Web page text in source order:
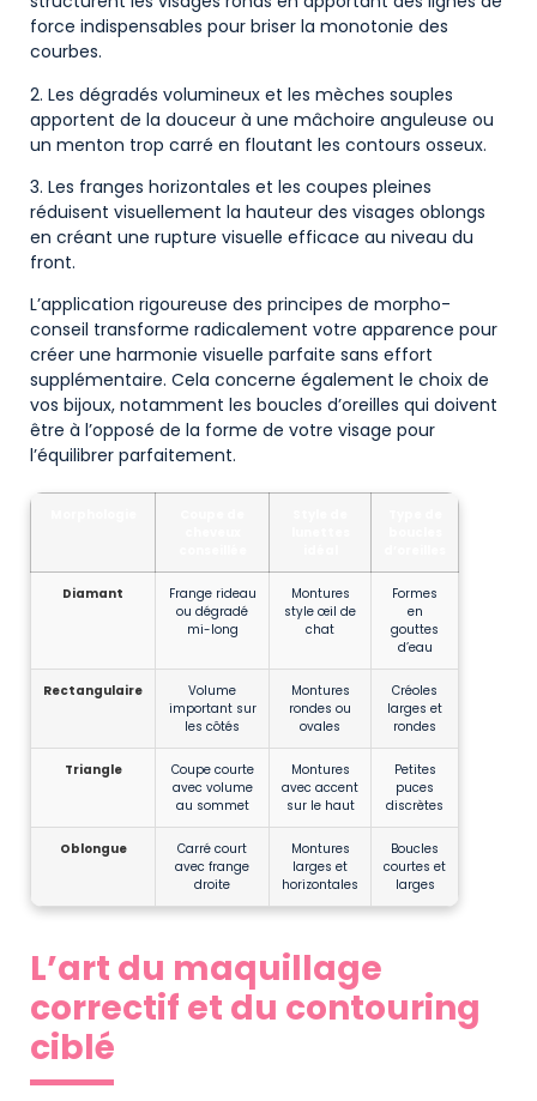
force indispensables pour briser la monotonie des
courbes.
2. Les dégradés volumineux et les mèches souples
apportent de la douceur à une mâchoire anguleuse ou
un menton trop carré en floutant les contours osseux.
3. Les franges horizontales et les coupes pleines
réduisent visuellement la hauteur des visages oblongs
en créant une rupture visuelle efficace au niveau du
front.
L’application rigoureuse des principes de morpho-
conseil transforme radicalement votre apparence pour
créer une harmonie visuelle parfaite sans effort
supplémentaire. Cela concerne également le choix de
vos bijoux, notamment les boucles d’oreilles qui doivent
être à l’opposé de la forme de votre visage pour
l’équilibrer parfaitement.
Diamant
Frange rideau
ou dégradé
mi-long
Montures
style œil de
chat
Formes
en
gouttes
d’eau
Rectangulaire
Volume
important sur
les côtés
Montures
rondes ou
ovales
Créoles
larges et
rondes
Triangle
Coupe courte
avec volume
au sommet
Montures
avec accent
sur le haut
Petites
puces
discrètes
Oblongue
Carré court
avec frange
droite
Montures
larges et
horizontales
Boucles
courtes et
larges
L’art du maquillage
correctif et du contouring
ciblé